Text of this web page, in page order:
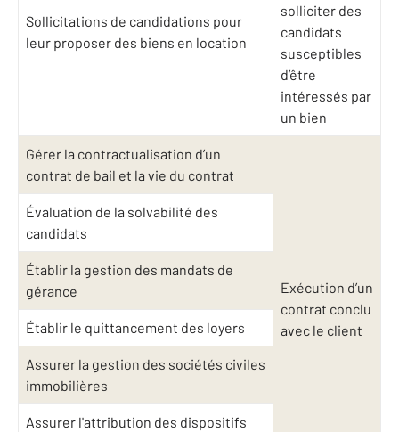
Sollicitations de candidations pour
leur proposer des biens en location
solliciter des
candidats
susceptibles
d’être
intéressés par
un bien
Gérer la contractualisation d’un
contrat de bail et la vie du contrat
Exécution d’un
contrat conclu
avec le client
Évaluation de la solvabilité des
candidats
Établir la gestion des mandats de
gérance
Établir le quittancement des loyers
Assurer la gestion des sociétés civiles
immobilières
Assurer l'attribution des dispositifs